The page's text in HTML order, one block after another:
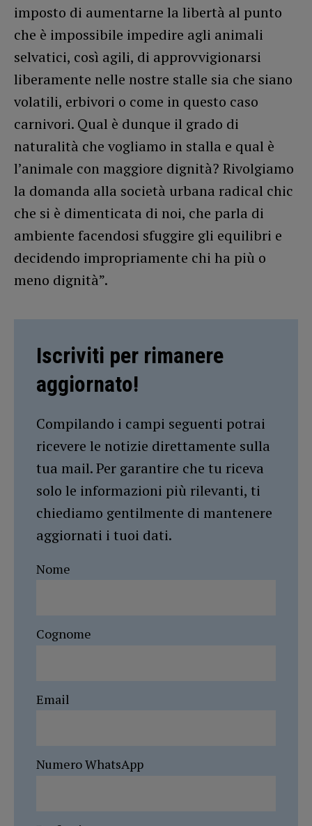
imposto di aumentarne la libertà al punto
che è impossibile impedire agli animali
selvatici, così agili, di approvvigionarsi
liberamente nelle nostre stalle sia che siano
volatili, erbivori o come in questo caso
carnivori. Qual è dunque il grado di
naturalità che vogliamo in stalla e qual è
l’animale con maggiore dignità? Rivolgiamo
la domanda alla società urbana radical chic
che si è dimenticata di noi, che parla di
ambiente facendosi sfuggire gli equilibri e
decidendo impropriamente chi ha più o
meno dignità”.
Iscriviti per rimanere
aggiornato!
Compilando i campi seguenti potrai
ricevere le notizie direttamente sulla
tua mail. Per garantire che tu riceva
solo le informazioni più rilevanti, ti
chiediamo gentilmente di mantenere
aggiornati i tuoi dati.
Nome
Cognome
Email
Numero WhatsApp